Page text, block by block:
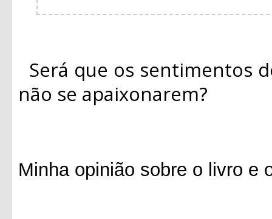
Será que os sentimentos
não se apaixonarem?
Minha opinião sobre o livro e